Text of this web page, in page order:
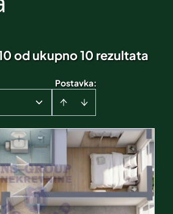
od ukupno 10 rezultata
Postavka: